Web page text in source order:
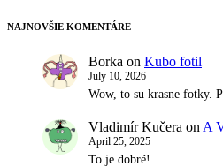
NAJNOVŠIE KOMENTÁRE
Borka on Kubo fotil
July 10, 2026
Wow, to su krasne fotky.
Vladimír Kučera on A
April 25, 2025
To je dobré!